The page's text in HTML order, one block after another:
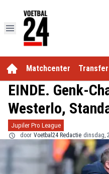
Matchcenter
EINDE. Genk-
Westerlo,
Jupiler Pro League
door Voetbal24 Redactie dinsdag,